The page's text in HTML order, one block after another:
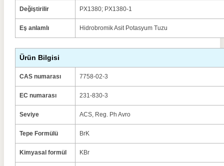
Değiştirilir PX1380; PX1380-1
Eş anlamlı Hidrobromik Asit Potasyum Tuzu
Ürün Bilgisi
CAS numarası 7758-02-3
EC numarası 231-830-3
Seviye ACS, Reg. Ph Avro
Tepe Formülü BrK
Kimyasal formül KBr